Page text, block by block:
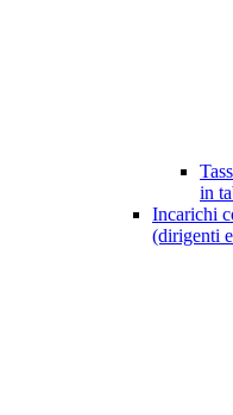
in
Incarichi
(dirigenti